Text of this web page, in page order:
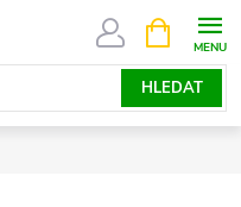
HLEDAT
NÁKUPNÍ
KOŠÍK